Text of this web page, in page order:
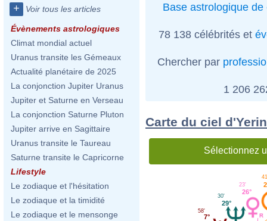
+ Voir tous les articles
Évènements astrologiques
Climat mondial actuel
Uranus transite les Gémeaux
Actualité planétaire de 2025
La conjonction Jupiter Uranus
Jupiter et Saturne en Verseau
La conjonction Saturne Pluton
Jupiter arrive en Sagittaire
Uranus transite le Taureau
Saturne transite le Capricorne
Lifestyle
Le zodiaque et l'hésitation
Le zodiaque et la timidité
Le zodiaque et le mensonge
Base astrologique de
78 138 célébrités et
Chercher par
1 206
Carte du ciel
Sélectionnez
26°
23'
29°
30'
7°
58'